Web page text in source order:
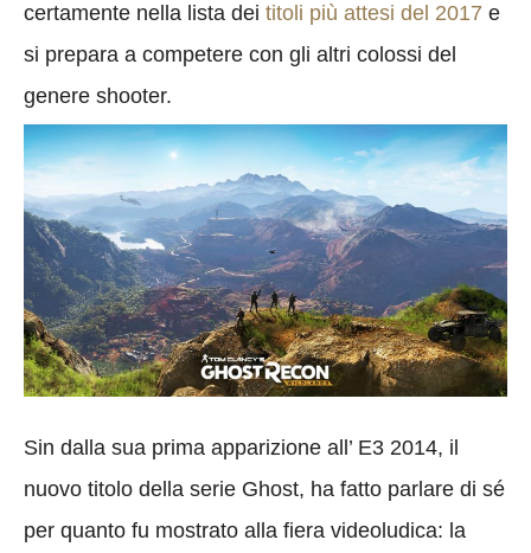
certamente nella lista dei titoli più attesi del 2017 e
si prepara a competere con gli altri colossi del
genere shooter.
Sin dalla sua prima apparizione all’ E3 2014, il
nuovo titolo della serie Ghost, ha fatto parlare di sé
per quanto fu mostrato alla fiera videoludica: la